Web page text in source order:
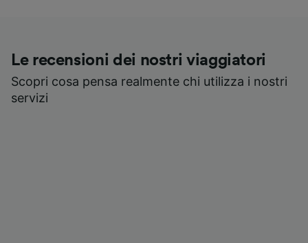
Le recensioni dei nostri viaggiatori
Scopri cosa pensa realmente chi utilizza i nostri
servizi